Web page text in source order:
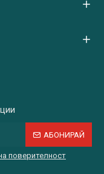
АБОНИРАЙ
поверителност